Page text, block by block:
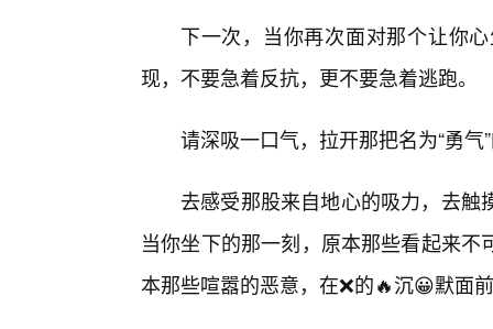
下一次，当你再次面对那个让你
现，不要急着反抗，更不要急着逃跑。
请深吸一口气，拉开那把名为“勇气
去感受那股来自地心的吸力，去
当你坐下的那一刻，原本那些看起来
本那些喧嚣的恶意，在❌的🔥沉😀默面